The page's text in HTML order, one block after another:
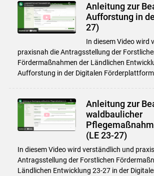
Anleitung zur
Aufforstung in
27)
In diesem Video wird
praxisnah die Antragsstellung der
Fördermaßnahmen der Ländlichen
Aufforstung in der Digitalen
Anleitung zur
waldbaulicher
(LE 23-27)
In diesem Video wird verständlich und
Antragsstellung der Forstlichen
Ländlichen Entwicklung 23-27 in der